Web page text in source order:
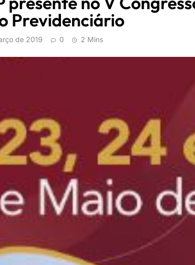
Previdenciário
de 2019 0 2 Mins